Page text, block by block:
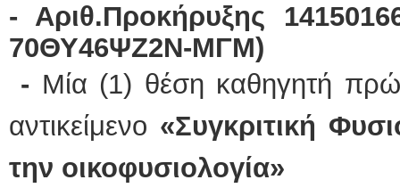
- Αριθ.Προκήρυξης
70ΘΥ46ΨΖ2Ν-ΜΓΜ)
- Μία (1) θέση καθηγητή
αντικείμενο «Συγκριτική
την οικοφυσιολογία»